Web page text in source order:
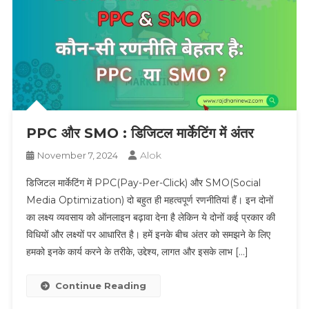
PPC और SMO : डिजिटल मार्केटिंग में अंतर
November 7, 2024 Alok
डिजिटल मार्केटिंग में PPC(Pay-Per-Click) और SMO(Social
Media Optimization) दो बहुत ही महत्वपूर्ण रणनीतियां हैं। इन दोनों
का लक्ष्य व्यवसाय को ऑनलाइन बढ़ावा देना है लेकिन ये दोनों कई प्रकार की
विधियों और लक्ष्यों पर आधारित है। हमें इनके बीच अंतर को समझने के लिए
हमको इनके कार्य करने के तरीके, उद्देश्य, लागत और इसके लाभ […]
Continue Reading